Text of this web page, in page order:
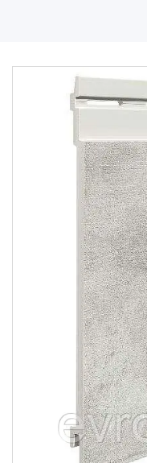
Фотогалерея
Представництва та